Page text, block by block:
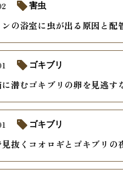
の浴室に虫が出る原因と配
害虫
潜むゴキブリの卵を見逃す
ゴキブリ
抜くコオロギとゴキブリの
ゴキブリ